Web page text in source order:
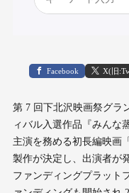
Facebook X(旧
第 7 回下北沢映画祭グラ
ィバル入選作品『みんな
主演を務める初長編映画
製作が決定し、出演者が
ファンディングプラット